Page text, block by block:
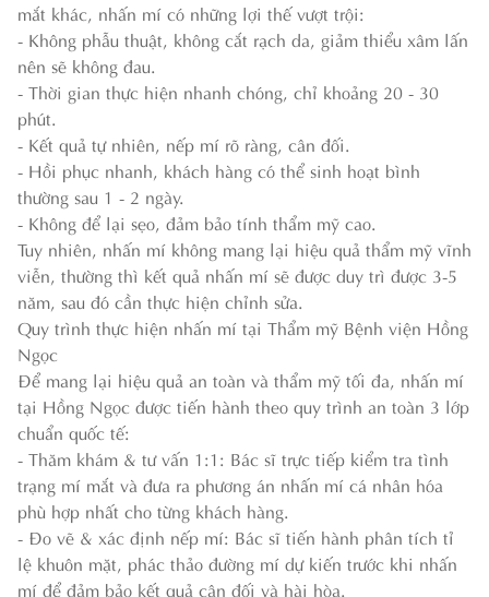
mắt khác, nhấn mí có những lợi thế vượt trội:
- Không phẫu thuật, không cắt rạch da, giảm thiểu xâm lấn
nên sẽ không đau.
- Thời gian thực hiện nhanh chóng, chỉ khoảng 20 - 30
phút.
- Kết quả tự nhiên, nếp mí rõ ràng, cân đối.
- Hồi phục nhanh, khách hàng có thể sinh hoạt bình
thường sau 1 - 2 ngày.
- Không để lại sẹo, đảm bảo tính thẩm mỹ cao.
Tuy nhiên, nhấn mí không mang lại hiệu quả thẩm mỹ vĩnh
viễn, thường thì kết quả nhấn mí sẽ được duy trì được 3-5
năm, sau đó cần thực hiện chỉnh sửa.
Quy trình thực hiện nhấn mí tại Thẩm mỹ Bệnh viện Hồng
Ngọc
Để mang lại hiệu quả an toàn và thẩm mỹ tối đa, nhấn mí
tại Hồng Ngọc được tiến hành theo quy trình an toàn 3 lớp
chuẩn quốc tế:
- Thăm khám & tư vấn 1:1: Bác sĩ trực tiếp kiểm tra tình
trạng mí mắt và đưa ra phương án nhấn mí cá nhân hóa
phù hợp nhất cho từng khách hàng.
- Đo vẽ & xác định nếp mí: Bác sĩ tiến hành phân tích tỉ
lệ khuôn mặt, phác thảo đường mí dự kiến trước khi nhấn
mí để đảm bảo kết quả cân đối và hài hòa.